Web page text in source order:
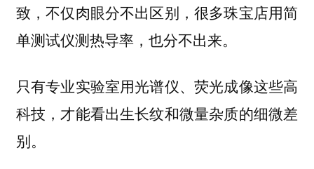
致，不仅肉眼分不出区别，很多珠宝店用简
单测试仪测热导率，也分不出来。
只有专业实验室用光谱仪、荧光成像这些高
科技，才能看出生长纹和微量杂质的细微差
别。